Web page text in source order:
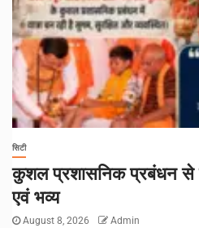
सिटी
कुशल प्रशासनिक प्रबंधन से
एवं भव्य
August 8, 2026 Admin